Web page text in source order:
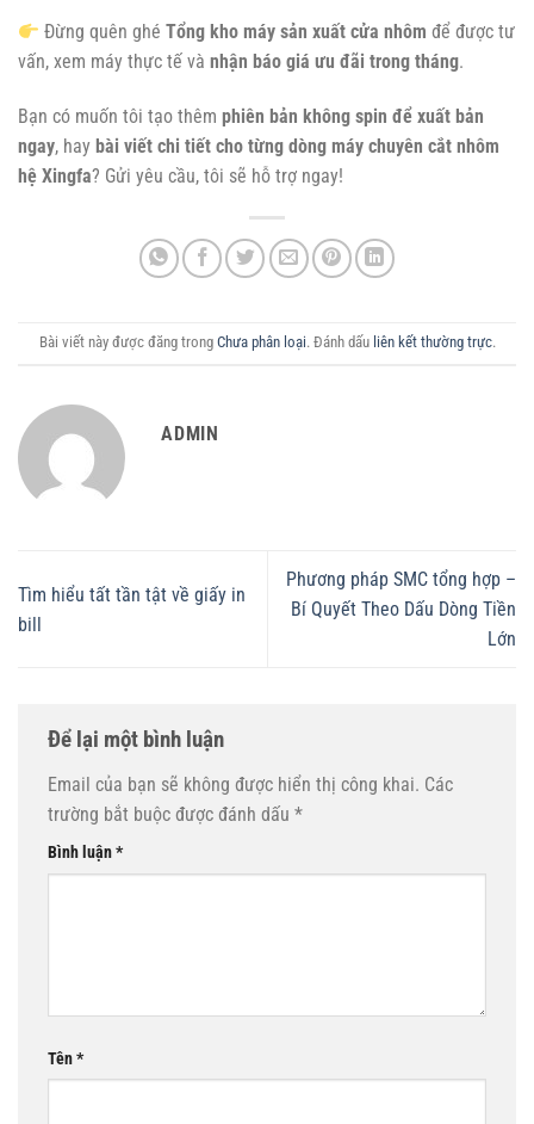
Đừng quên ghéTổng kho máy sản xuất cửa nhôm để được tư
vấn, xem máy thực tế và nhận báo giá ưu đãi trong tháng.
Bạn có muốn tôi tạo thêm phiên bản không spin để xuất bản
ngay, hay bài viết chi tiết cho từng dòng máy chuyên cắt nhôm
hệ Xingfa? Gửi yêu cầu, tôi sẽ hỗ trợ ngay!
Bài viết này được đăng trong Chưa phân loại. Đánh dấu liên kết thường trực.
ADMIN
Tìm hiểu tất tần tật về giấy in
bill
Phương pháp SMC tổng hợp –
Bí Quyết Theo Dấu Dòng Tiền
Lớn
Để lại một bình luận
Email của bạn sẽ không được hiển thị công khai. Các
trường bắt buộc được đánh dấu *
Bình luận*
Tên*